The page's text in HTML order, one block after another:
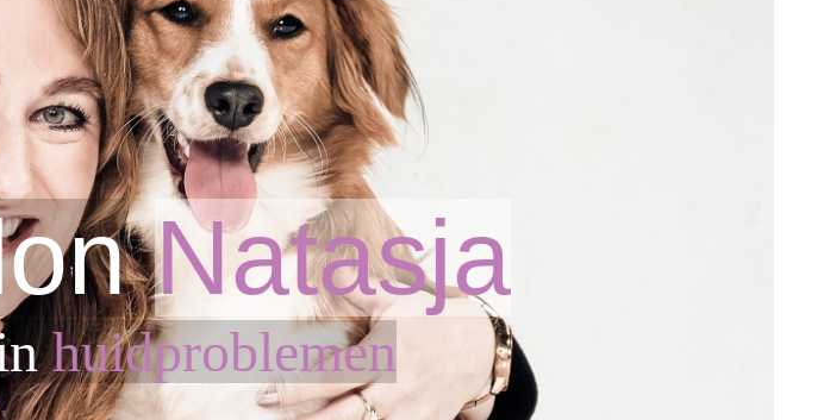
treatment Ampullen
Maskers
Caption Lacq3
Nagellak
behandelingen
Natasja
huidproblemen